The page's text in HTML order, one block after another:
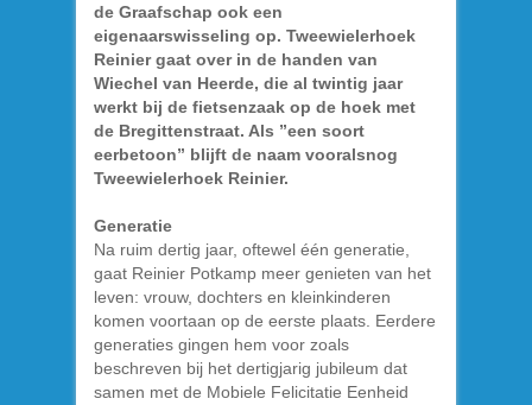
de Graafschap ook een
eigenaarswisseling op. Tweewielerhoek
Reinier gaat over in de handen van
Wiechel van Heerde, die al twintig jaar
werkt bij de fietsenzaak op de hoek met
de Bregittenstraat. Als ”een soort
eerbetoon” blijft de naam vooralsnog
Tweewielerhoek Reinier.
Generatie
Na ruim dertig jaar, oftewel één generatie,
gaat Reinier Potkamp meer genieten van het
leven: vrouw, dochters en kleinkinderen
komen voortaan op de eerste plaats. Eerdere
generaties gingen hem voor zoals
beschreven bij het dertigjarig jubileum dat
samen met de Mobiele Felicitatie Eenheid